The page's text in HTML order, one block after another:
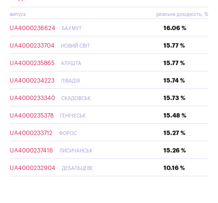
випуск реальна дохідність, %
UA4000236624 БАХМУТ 16.06 %
UA4000233704 НОВИЙ СВІТ 15.77 %
UA4000235865 АЛУШТА 15.77 %
UA4000234223 ЛІВАДІЯ 15.74 %
UA4000233340 СКАДОВСЬК 15.73 %
UA4000235378 ГЕНІЧЕСЬК 15.48 %
UA4000233712 ФОРОС 15.27 %
UA4000237416 ЛИСИЧАНСЬК 15.26 %
UA4000232904 ДЕБАЛЬЦЕВЕ 10.16 %